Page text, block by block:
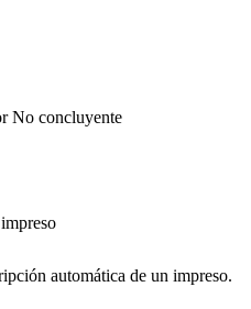
No concluyente
automática de un impreso.